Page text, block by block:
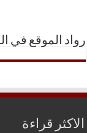
رواد الموقع في
الاكثر قراءة